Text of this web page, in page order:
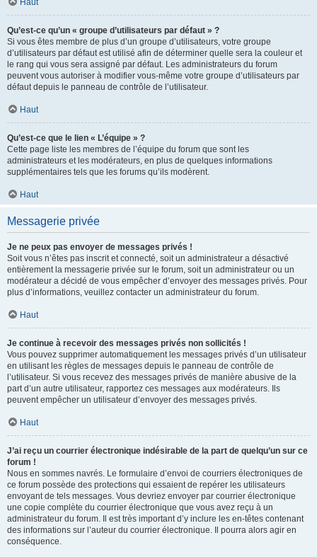
Haut
Qu’est-ce qu’un « groupe d’utilisateurs par défaut » ?
Si vous êtes membre de plus d’un groupe d’utilisateurs, votre groupe
d’utilisateurs par défaut est utilisé afin de déterminer quelle sera la couleur et
le rang qui vous sera assigné par défaut. Les administrateurs du forum
peuvent vous autoriser à modifier vous-même votre groupe d’utilisateurs par
défaut depuis le panneau de contrôle de l’utilisateur.
Haut
Qu’est-ce que le lien « L’équipe » ?
Cette page liste les membres de l’équipe du forum que sont les
administrateurs et les modérateurs, en plus de quelques informations
supplémentaires tels que les forums qu’ils modèrent.
Haut
Messagerie privée
Je ne peux pas envoyer de messages privés !
Soit vous n’êtes pas inscrit et connecté, soit un administrateur a désactivé
entièrement la messagerie privée sur le forum, soit un administrateur ou un
modérateur a décidé de vous empêcher d’envoyer des messages privés. Pour
plus d’informations, veuillez contacter un administrateur du forum.
Haut
Je continue à recevoir des messages privés non sollicités !
Vous pouvez supprimer automatiquement les messages privés d’un utilisateur
en utilisant les règles de messages depuis le panneau de contrôle de
l’utilisateur. Si vous recevez des messages privés de manière abusive de la
part d’un autre utilisateur, rapportez ces messages aux modérateurs. Ils
peuvent empêcher un utilisateur d’envoyer des messages privés.
Haut
J’ai reçu un courrier électronique indésirable de la part de quelqu’un sur ce
forum !
Nous en sommes navrés. Le formulaire d’envoi de courriers électroniques de
ce forum possède des protections qui essaient de repérer les utilisateurs
envoyant de tels messages. Vous devriez envoyer par courrier électronique
une copie complète du courrier électronique que vous avez reçu à un
administrateur du forum. Il est très important d’y inclure les en-têtes contenant
des informations sur l’auteur du courrier électronique. Il pourra alors agir en
conséquence.